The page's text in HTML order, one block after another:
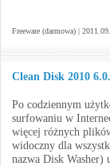
Freeware (darmowa) |
Clean Disk 2010
Po codziennym
surfowaniu w
więcej różnych
widoczny dla
nazwa Disk Washer)